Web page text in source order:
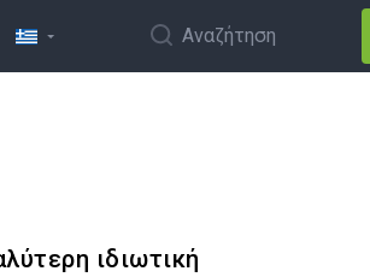
Αναζήτηση
ιδιωτική